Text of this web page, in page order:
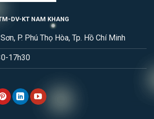
DV-KT NAM KHANG
P. Phú Thọ Hòa, Tp. Hồ Chí Minh
17h30